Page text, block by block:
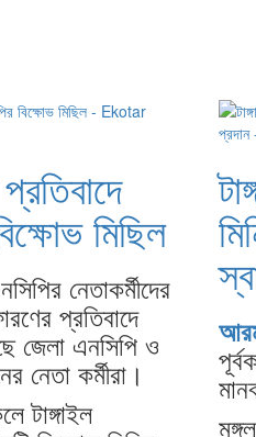
মিছিল
নেতাকর্মীদের
প্রতিবাদে
জেলা এনসিপি ও
নেতা কর্মীরা।
টাঙ্গাইল